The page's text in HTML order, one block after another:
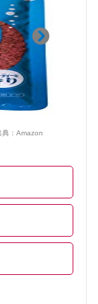
典： Amazon